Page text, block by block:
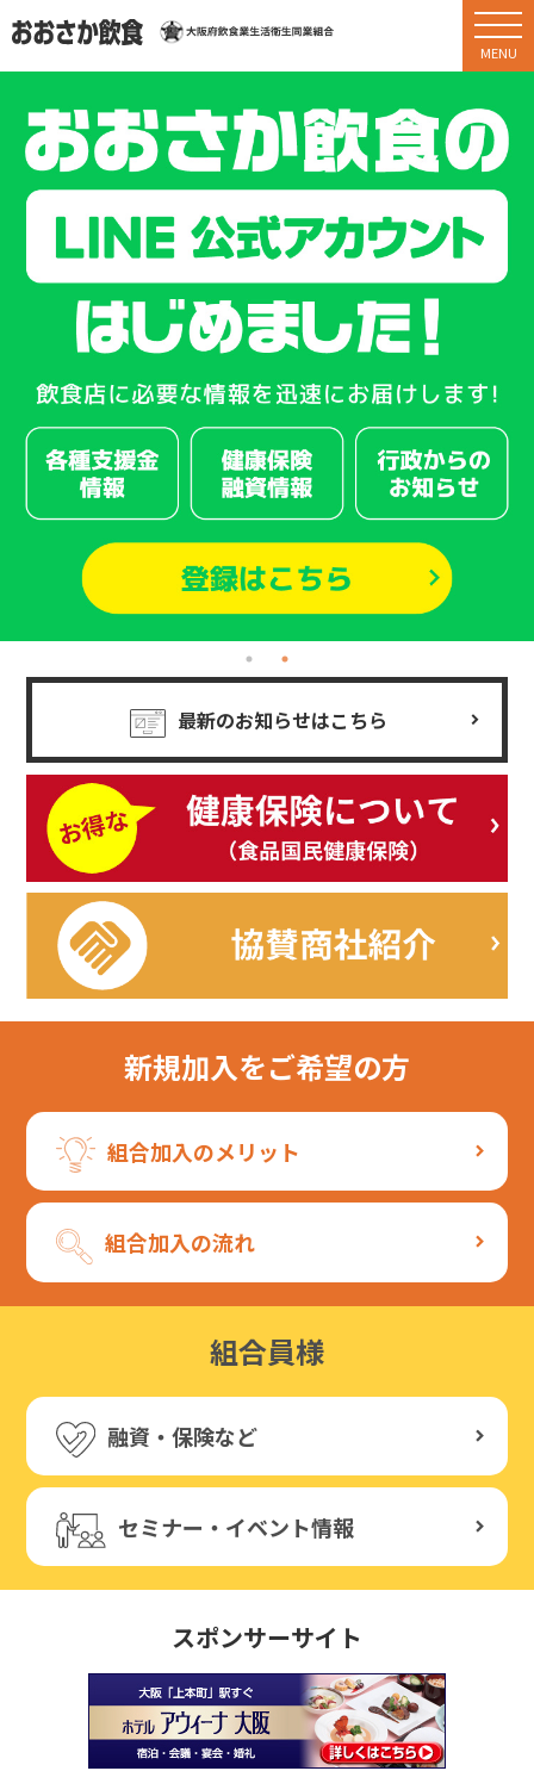
最新のお知らせはこちら
新規加入をご希望の方
組合加入のメリット
組合加入の流れ
組合員様
融資・保険など
セミナー・イベント情報
スポンサーサイト